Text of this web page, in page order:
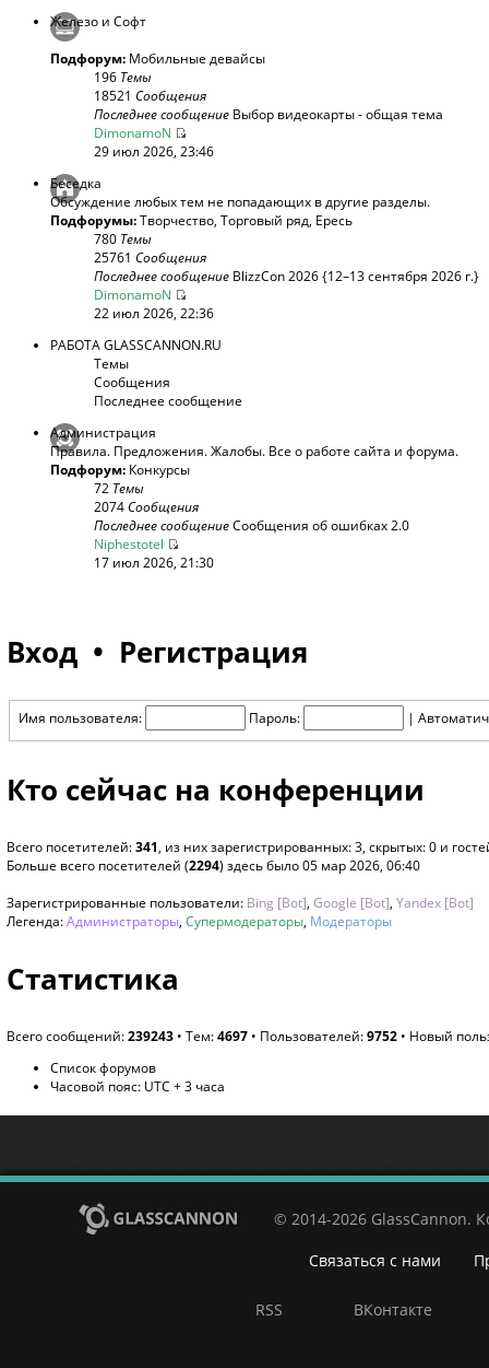
Железо и Софт
Подфорум: Мобильные девайсы
196 Темы
18521 Сообщения
Последнее сообщение Выбор видеокарты - общая тема
DimonamoN
29 июл 2026, 23:46
Беседка
Обсуждение любых тем не попадающих в другие разделы.
Подфорумы:Творчество, Торговый ряд, Ересь
780 Темы
25761 Сообщения
Последнее сообщение BlizzCon 2026 {12–13 сентября 2026 г.}
DimonamoN
22 июл 2026, 22:36
РАБОТА GLASSCANNON.RU
Темы
Сообщения
Последнее сообщение
Администрация
Правила. Предложения. Жалобы. Все о работе сайта и форума.
Подфорум: Конкурсы
72 Темы
2074Сообщения
Последнее сообщениеСообщения об ошибках 2.0
Niphestotel
17 июл 2026, 21:30
Вход • Регистрация
Имя пользователя: Пароль: |
Кто сейчас на конференции
Всего посетителей:341, из них зарегистрированных: 3, скрытых: 0 и
Больше всего посетителей (2294) здесь было 05 мар 2026, 06:40
Зарегистрированные пользователи: Bing [Bot], Google [Bot], Yandex [Bot]
Легенда:Администраторы, Супермодераторы, Модераторы
Статистика
Всего сообщений:239243 • Тем:4697 • Пользователей:9752 • Новый
Список форумов
Часовой пояс: UTC + 3 часа
© 2014-2026 GlassCannon.
Связаться с нами
RSS ВКонтакте